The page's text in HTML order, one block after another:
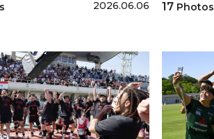
2026.06.06 17 Photos